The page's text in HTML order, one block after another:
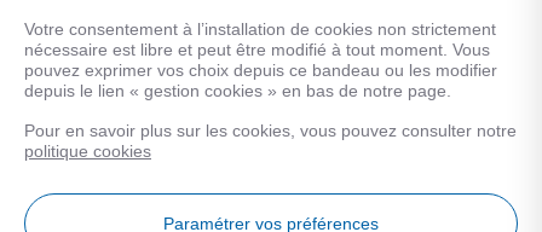
MENTIONS LEGALES
Données personnelles
COOKIES
Votre consentement à l’installation de cookies non strictement
nécessaire est libre et peut être modifié à tout moment. Vous
pouvez exprimer vos choix depuis ce bandeau ou les modifier
depuis le lien « gestion cookies » en bas de notre page.
Pour en savoir plus sur les cookies, vous pouvez consulter notre
politique cookies
Paramétrer vos préférences